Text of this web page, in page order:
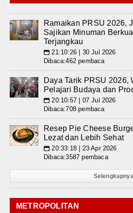
Ramaikan PRSU 2026,
Sajikan Minuman
Terjangkau
📅 21:10:26 | 30 Jul 2026
Dibaca:462 pembaca
Daya Tarik PRSU 2026,
Pelajari Budaya dan
📅 20:10:57 | 07 Jul 2026
Dibaca:708 pembaca
Resep Pie Cheese
Lezat dan Lebih Sehat
📅 20:33:18 | 23 Apr 2026
Dibaca:3587 pembaca
Selengkapnya
METROPOLITAN